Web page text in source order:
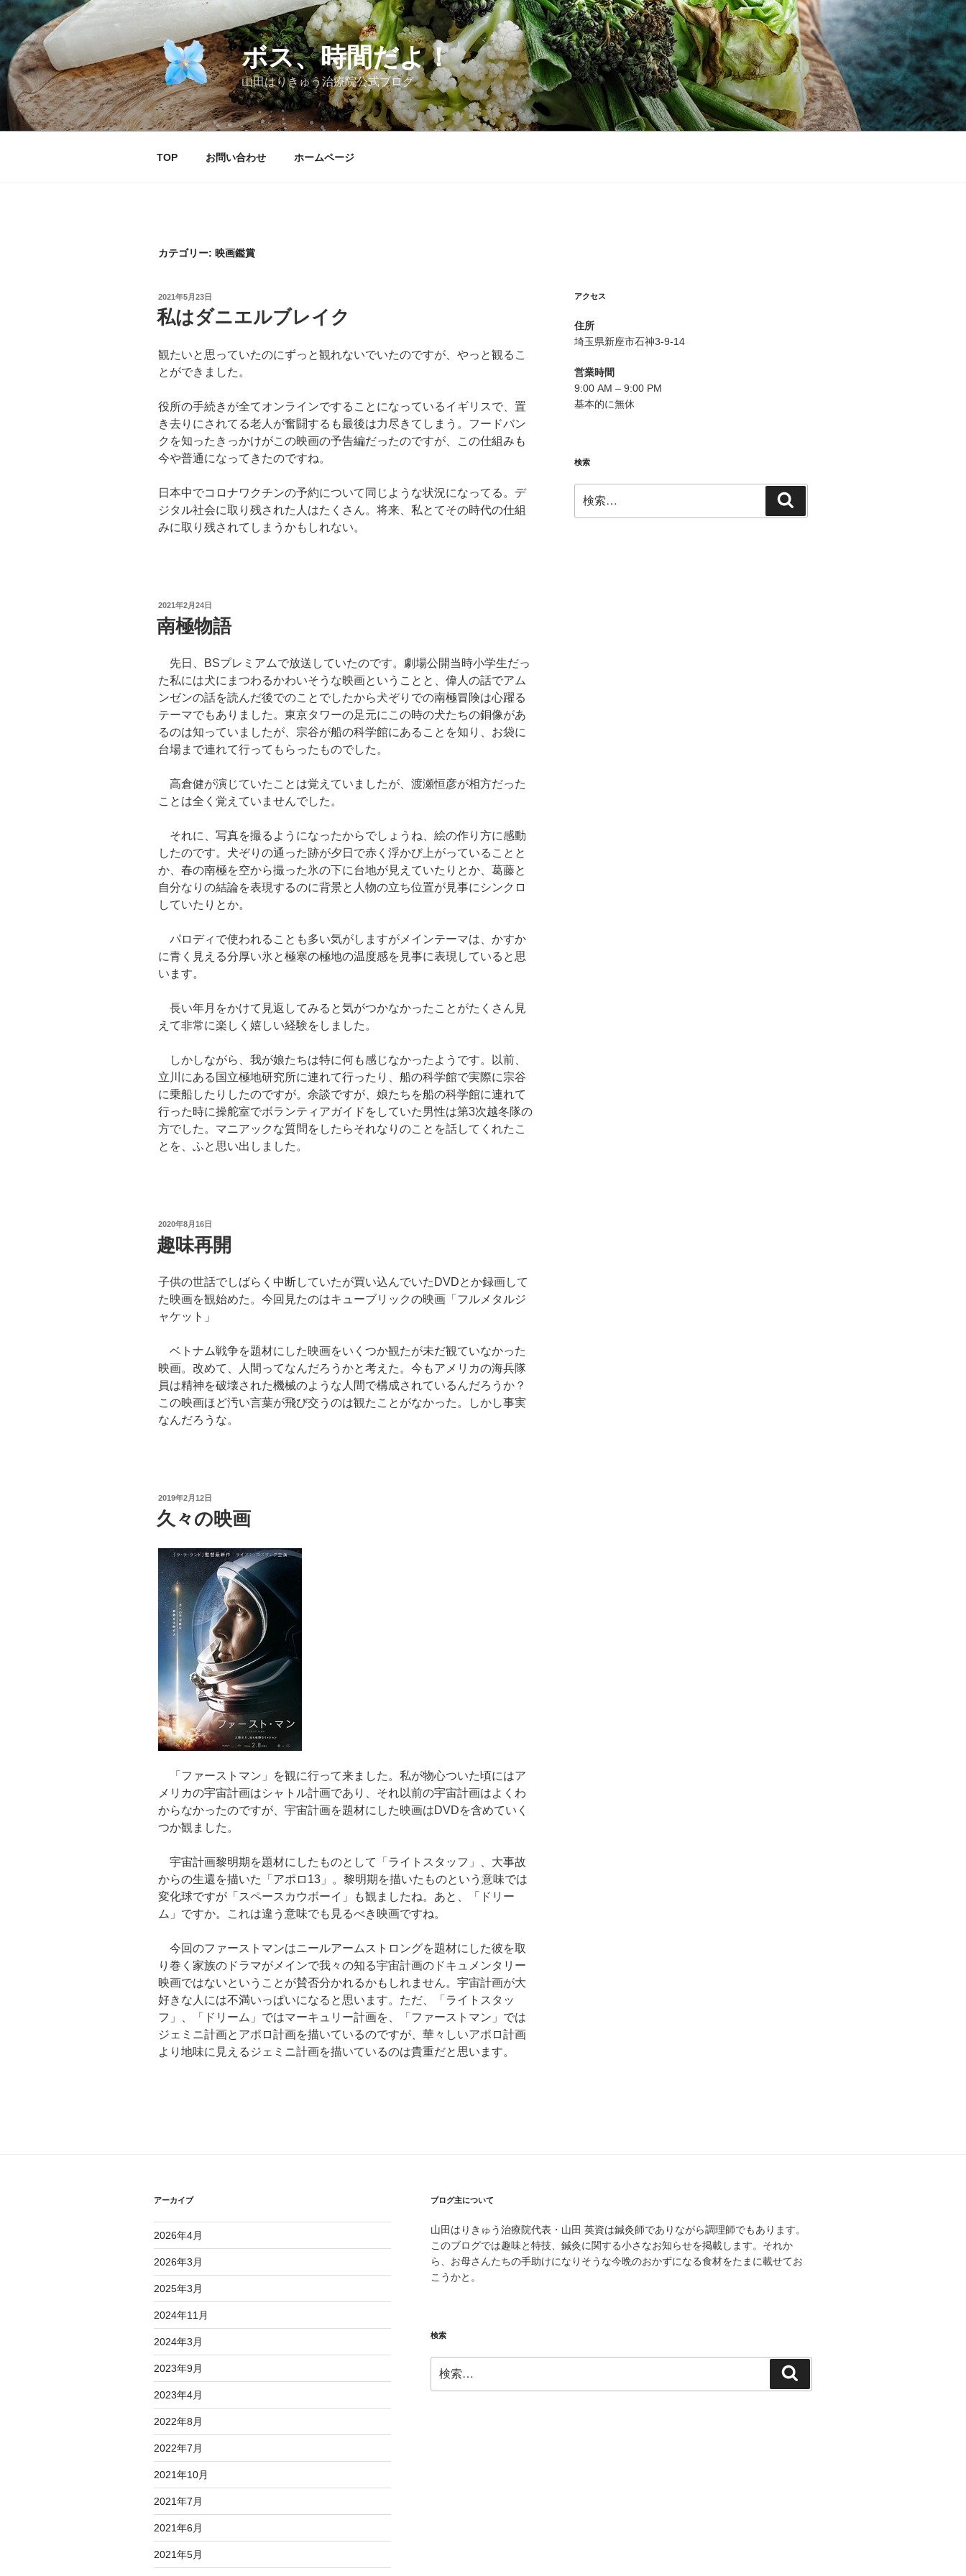
コ
ン
テ
ン
ツ
へ
キ
ボス、時間だよ！
山田はりきゅう治療院公式ブログ
TOP お問い合わせ ホームページ
カテゴリー: 映画鑑賞
投
稿
日:
2021年5月23日
私はダニエルブレイク
観たいと思っていたのにずっと観れないでいたのですが、やっと観るこ
とができました。
役所の手続きが全てオンラインですることになっているイギリスで、置
き去りにされてる老人が奮闘するも最後は力尽きてしまう。フードバン
クを知ったきっかけがこの映画の予告編だったのですが、この仕組みも
今や普通になってきたのですね。
日本中でコロナワクチンの予約について同じような状況になってる。デ
ジタル社会に取り残された人はたくさん。将来、私とてその時代の仕組
みに取り残されてしまうかもしれない。
投
稿
日:
2021年2月24日
南極物語
先日、BSプレミアムで放送していたのです。劇場公開当時小学生だっ
た私には犬にまつわるかわいそうな映画ということと、偉人の話でアム
ンゼンの話を読んだ後でのことでしたから犬ぞりでの南極冒険は心躍る
テーマでもありました。東京タワーの足元にこの時の犬たちの銅像があ
るのは知っていましたが、宗谷が船の科学館にあることを知り、お袋に
台場まで連れて行ってもらったものでした。
高倉健が演じていたことは覚えていましたが、渡瀬恒彦が相方だった
ことは全く覚えていませんでした。
それに、写真を撮るようになったからでしょうね、絵の作り方に感動
したのです。犬ぞりの通った跡が夕日で赤く浮かび上がっていることと
か、春の南極を空から撮った氷の下に台地が見えていたりとか、葛藤と
自分なりの結論を表現するのに背景と人物の立ち位置が見事にシンクロ
していたりとか。
パロディで使われることも多い気がしますがメインテーマは、かすか
に青く見える分厚い氷と極寒の極地の温度感を見事に表現していると思
います。
長い年月をかけて見返してみると気がつかなかったことがたくさん見
えて非常に楽しく嬉しい経験をしました。
しかしながら、我が娘たちは特に何も感じなかったようです。以前、
立川にある国立極地研究所に連れて行ったり、船の科学館で実際に宗谷
に乗船したりしたのですが。余談ですが、娘たちを船の科学館に連れて
行った時に操舵室でボランティアガイドをしていた男性は第3次越冬隊の
方でした。マニアックな質問をしたらそれなりのことを話してくれたこ
とを、ふと思い出しました。
投
稿
日:
2020年8月16日
趣味再開
子供の世話でしばらく中断していたが買い込んでいたDVDとか録画して
た映画を観始めた。今回見たのはキューブリックの映画「フルメタルジ
ャケット」
ベトナム戦争を題材にした映画をいくつか観たが未だ観ていなかった
映画。改めて、人間ってなんだろうかと考えた。今もアメリカの海兵隊
員は精神を破壊された機械のような人間で構成されているんだろうか？
この映画ほど汚い言葉が飛び交うのは観たことがなかった。しかし事実
なんだろうな。
投
稿
日:
2019年2月12日
久々の映画
「ファーストマン」を観に行って来ました。私が物心ついた頃にはア
メリカの宇宙計画はシャトル計画であり、それ以前の宇宙計画はよくわ
からなかったのですが、宇宙計画を題材にした映画はDVDを含めていく
つか観ました。
宇宙計画黎明期を題材にしたものとして「ライトスタッフ」、大事故
からの生還を描いた「アポロ13」。黎明期を描いたものという意味では
変化球ですが「スペースカウボーイ」も観ましたね。あと、「ドリー
ム」ですか。これは違う意味でも見るべき映画ですね。
今回のファーストマンはニールアームストロングを題材にした彼を取
り巻く家族のドラマがメインで我々の知る宇宙計画のドキュメンタリー
映画ではないということが賛否分かれるかもしれません。宇宙計画が大
好きな人には不満いっぱいになると思います。ただ、「ライトスタッ
フ」、「ドリーム」ではマーキュリー計画を、「ファーストマン」では
ジェミニ計画とアポロ計画を描いているのですが、華々しいアポロ計画
より地味に見えるジェミニ計画を描いているのは貴重だと思います。
アクセス
住所
埼玉県新座市石神3-9-14
営業時間
9:00 AM – 9:00 PM
基本的に無休
検索
索:
索
アーカイブ
2026年4月
2026年3月
2025年3月
2024年11月
2024年3月
2023年9月
2023年4月
2022年8月
2022年7月
2021年10月
2021年7月
2021年6月
2021年5月
ブログ主について
山田はりきゅう治療院代表・山田 英資は鍼灸師でありながら調理師でもあります。
このブログでは趣味と特技、鍼灸に関する小さなお知らせを掲載します。それか
ら、お母さんたちの手助けになりそうな今晩のおかずになる食材をたまに載せてお
こうかと。
検索
索:
索